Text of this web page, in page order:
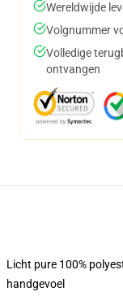
Wereldwijde
Volgnummer
Volledige
ontvangen
Licht pure 100%
handgevoel